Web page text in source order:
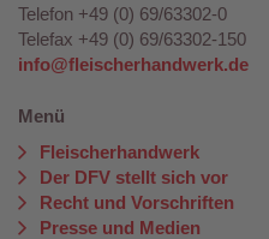
Telefon +49 (0) 69/63302-0
Telefax +49 (0) 69/63302-150
info@fleischerhandwerk.de
Menü
Fleischerhandwerk
Der DFV stellt sich vor
Recht und Vorschriften
Presse und Medien